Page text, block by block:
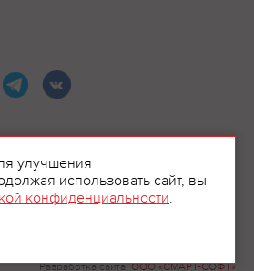
Разработка сайта:ООО «СМАРТ-СОФТ»
улучшения
использовать сайт, вы
конфиденциальности.